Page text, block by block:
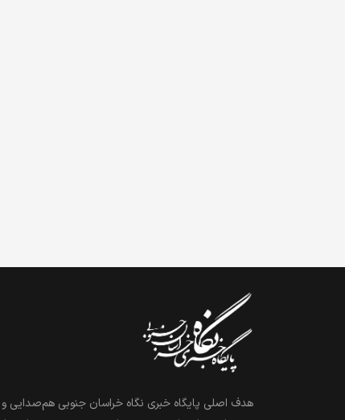
هدف اصلی پایگاه خبری نگاه خراسان جنوبی هم‌صدایی و